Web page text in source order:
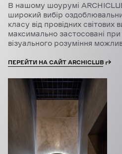
В нашому шоурумі
широкий вибір
класу від провідних світових
максимально застосовані
візуального розуміння
ПЕРЕЙТИ НА САЙТ ARCHICLUB